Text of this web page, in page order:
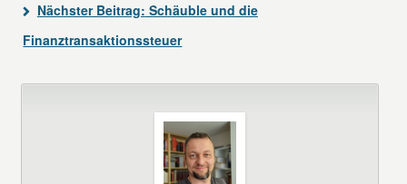
Nächster Beitrag: Schäuble und die
Finanztransaktionssteuer